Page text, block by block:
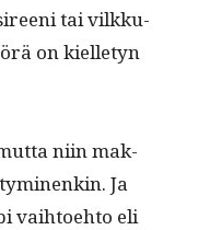
tai vilkku­
on kiel­letyn
niin mak­
Ja
vai­h­toe­hto eli